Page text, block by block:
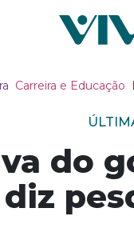
Carreira e Educação
do
diz